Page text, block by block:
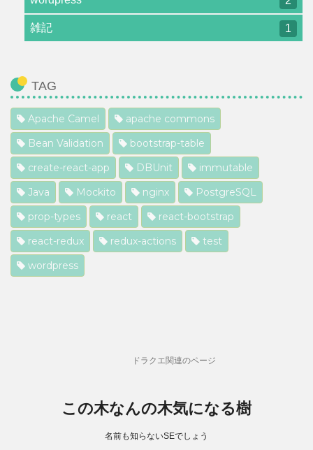
雑記 1
TAG
Apache Camel
apache commons
Bean Validation
bootstrap-table
create-react-app
DBUnit
immutable
Java
Mockito nginx
PostgreSQL
prop-types
react
react-bootstrap
react-redux
redux-actions
test
wordpress
ドラクエ関連のページ
この木なんの木気になる樹
名前も知らないSEでしょう